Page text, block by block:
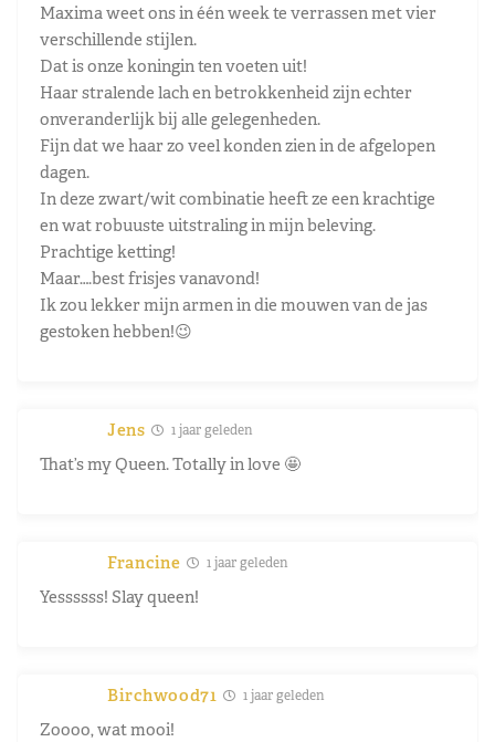
Maxima weet ons in één week te verrassen met vier
verschillende stijlen.
Dat is onze koningin ten voeten uit!
Haar stralende lach en betrokkenheid zijn echter
onveranderlijk bij alle gelegenheden.
Fijn dat we haar zo veel konden zien in de afgelopen
dagen.
In deze zwart/wit combinatie heeft ze een krachtige
en wat robuuste uitstraling in mijn beleving.
Prachtige ketting!
Maar….best frisjes vanavond!
Ik zou lekker mijn armen in die mouwen van de jas
gestoken hebben!😉
Jens 1 jaar geleden
That’s my Queen. Totally in love 🤩
Francine 1 jaar geleden
Yessssss! Slay queen!
Birchwood71 1 jaar geleden
Zoooo, wat mooi!